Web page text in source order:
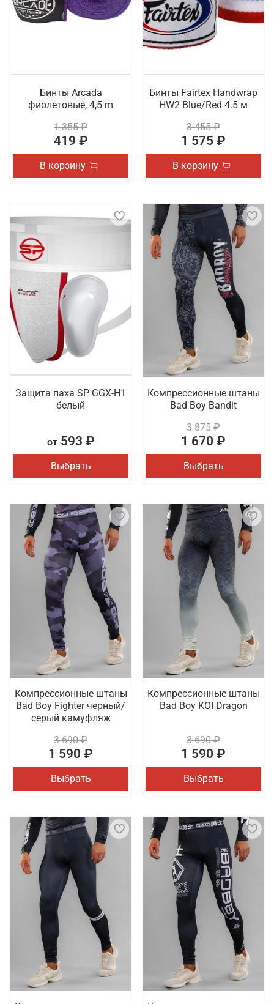
Бинты Arcada
фиолетовые, 4,5 m
1 355 ₽
419 ₽
В корзину
Бинты Fairtex Handwrap
HW2 Blue/Red 4.5 м
3 455 ₽
1 575 ₽
В корзину
Защита паха SP GGX-H1
белый
от593 ₽
Выбрать
Компрессионные штаны
Bad Boy Bandit
3 875 ₽
1 670 ₽
Выбрать
Компрессионные штаны
Bad Boy Fighter черный/
серый камуфляж
3 690 ₽
1 590 ₽
Выбрать
Компрессионные штаны
Bad Boy KOI Dragon
3 690 ₽
1 590 ₽
Выбрать